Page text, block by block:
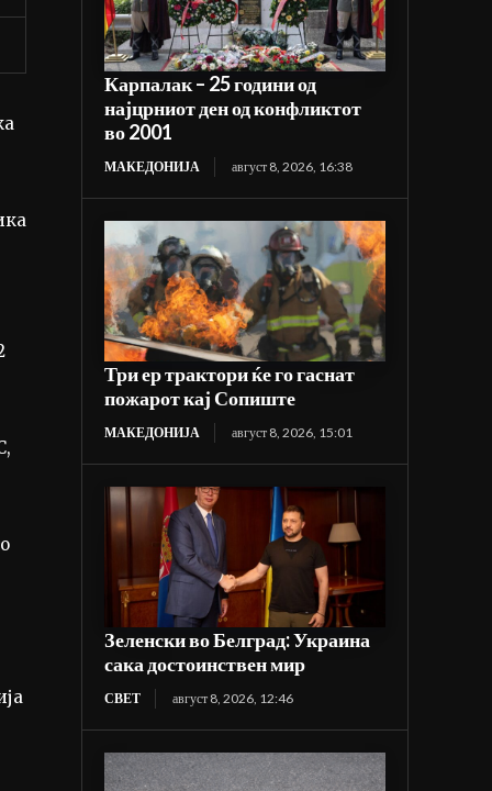
Карпалак – 25 години од
најцрниот ден од конфликтот
во 2001
МАКЕДОНИЈА август 8, 2026, 16:38
Три ер трактори ќе го гаснат
пожарот кај Сопиште
МАКЕДОНИЈА август 8, 2026, 15:01
Зеленски во Белград: Украина
сака достоинствен мир
СВЕТ август 8, 2026, 12:46